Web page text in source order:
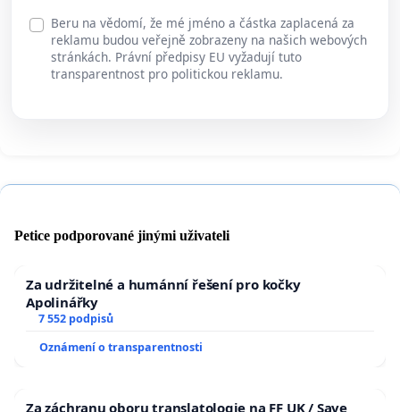
Beru na vědomí, že mé jméno a částka zaplacená za
reklamu budou veřejně zobrazeny na našich webových
stránkách. Právní předpisy EU vyžadují tuto
transparentnost pro politickou reklamu.
Petice podporované jinými uživateli
Za udržitelné a humánní řešení pro kočky
Apolinářky
7 552 podpisů
Oznámení o transparentnosti
Za záchranu oboru translatologie na FF UK / Save